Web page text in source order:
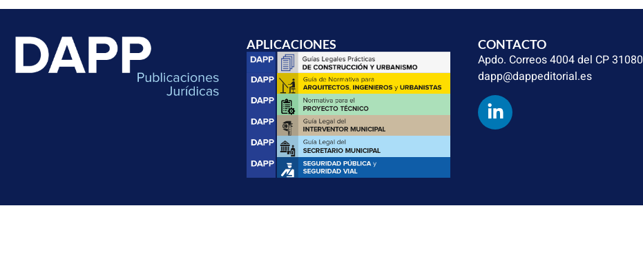
APLICACIONES CONTACTO
Apdo. Correos 4004 del CP 31080
dapp@dappeditorial.es